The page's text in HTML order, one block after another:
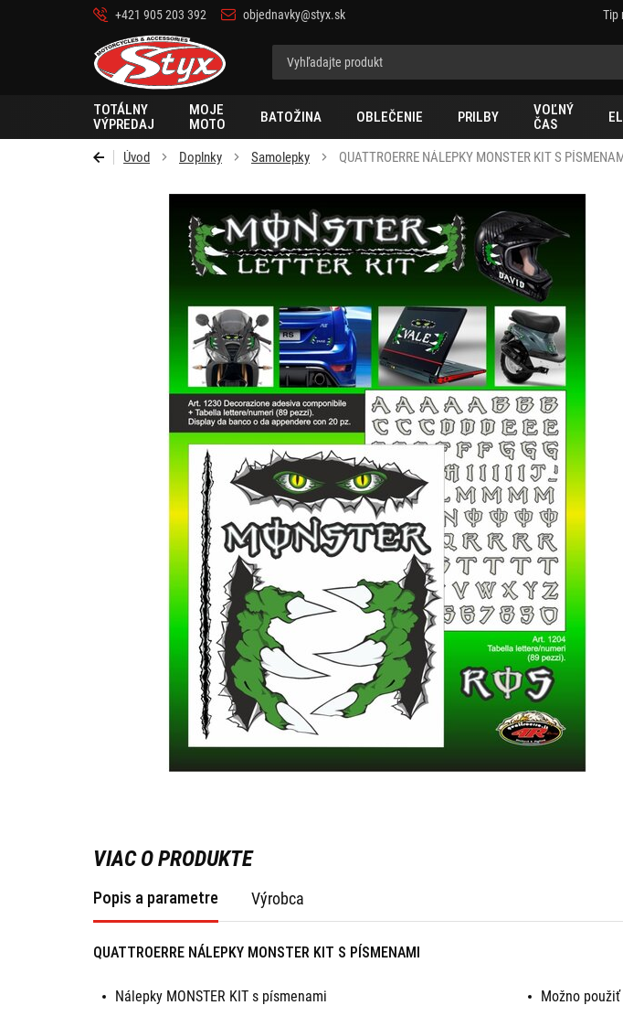
+421 905 203 392 objednavky@styx.sk Tip
Styx
TOTÁLNY
VÝPREDAJ
MOJE
MOTO
BATOŽINA OBLEČENIE PRILBY
VOĽNÝ
ČAS
Úvod Doplnky Samolepky QUATTROERRE NÁLEPKY MONSTER KIT S
VIAC O PRODUKTE
Popis a parametre Výrobca
QUATTROERRE NÁLEPKY MONSTER KIT S PÍSMENAMI
Nálepky MONSTER KIT s písmenami
Možno